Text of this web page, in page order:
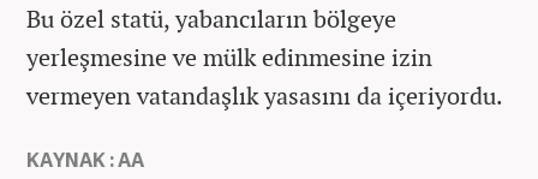
Bu özel statü, yabancıların bölgeye
yerleşmesine ve mülk edinmesine izin
vermeyen vatandaşlık yasasını da içeriyordu.
KAYNAK : AA